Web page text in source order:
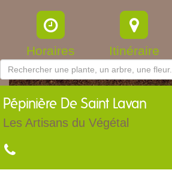
Horaires Itinéraire
Pépinière De Saint Lavan
Les Artisans du Végétal